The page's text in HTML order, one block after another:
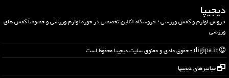
دیجیپا
فروش لوازم و کفش ورزشی ؛ فروشگاه آنلاین تخصصی در حوزه لوازم ورزشی و خصوصاً کفش های
ورزشی
میانبرهای دیجیپا